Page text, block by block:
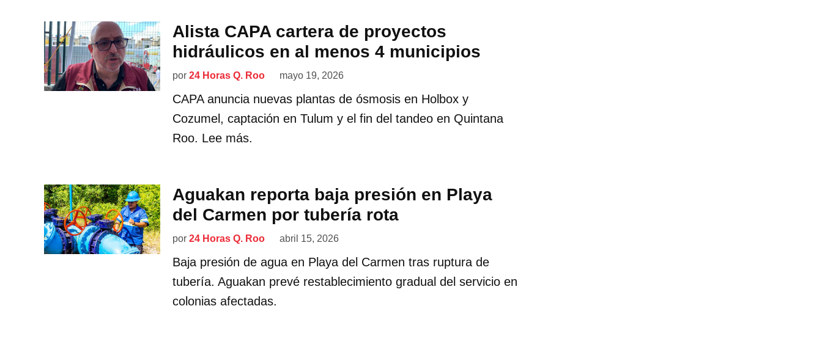
Alista CAPA cartera de proyectos
hidráulicos en al menos 4 municipios
por 24 Horas Q. Roo mayo 19, 2026
CAPA anuncia nuevas plantas de ósmosis en Holbox y
Cozumel, captación en Tulum y el fin del tandeo en Quintana
Roo. Lee más.
Aguakan reporta baja presión en Playa
del Carmen por tubería rota
por 24 Horas Q. Roo abril 15, 2026
Baja presión de agua en Playa del Carmen tras ruptura de
tubería. Aguakan prevé restablecimiento gradual del servicio en
colonias afectadas.